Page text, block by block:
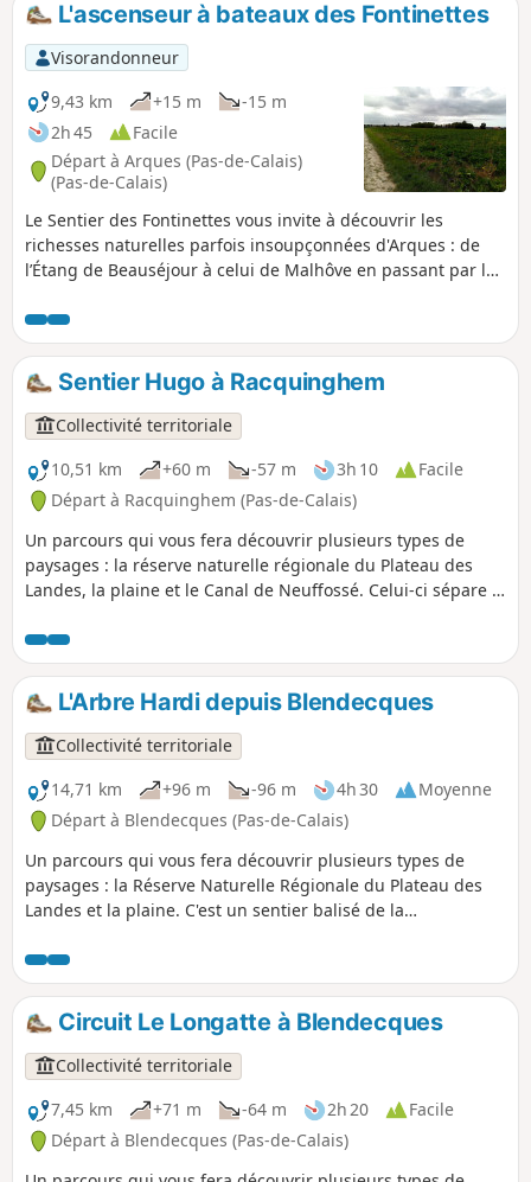
p
L'ascenseur à bateaux des Fontinettes
Visorandonneur
9,43 km
+15 m
-15 m
2h 45
Facile
Départ à Arques (Pas-de-Calais)
(Pas-de-Calais)
Le Sentier des Fontinettes vous invite à découvrir les
richesses naturelles parfois insoupçonnées d'Arques : de
l’Étang de Beauséjour à celui de Malhôve en passant par la
la base nautique et l'ascenseur à bateaux.
Sentier Hugo à Racquinghem
Collectivité territoriale
10,51 km
+60 m -57 m 3h 10
Facile
Départ à Racquinghem (Pas-de-Calais)
Un parcours qui vous fera découvrir plusieurs types de
paysages : la réserve naturelle régionale du Plateau des
Landes, la plaine et le Canal de Neuffossé. Celui-ci sépare le
balisé, de la Communauté d'Agglomération du Pays de
Saint-Omer.
L'Arbre Hardi depuis Blendecques
Collectivité territoriale
14,71 km
+96 m -96 m 4h 30
Moyenne
Départ à Blendecques (Pas-de-Calais)
Un parcours qui vous fera découvrir plusieurs types de
paysages : la Réserve Naturelle Régionale du Plateau des
Landes et la plaine. C'est un sentier balisé de la
sentier a quelques kilomètres en commun avec le circuit du
Longatte de Blendecques.
Circuit Le Longatte à Blendecques
Collectivité territoriale
7,45 km
+71 m -64 m 2h 20
Facile
Départ à Blendecques (Pas-de-Calais)